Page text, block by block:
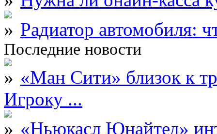
Радиатор автомобиля:
Последние новости
«Ман Сити» близок к
Игроку ...
«Ньюкасл Юнайтед»